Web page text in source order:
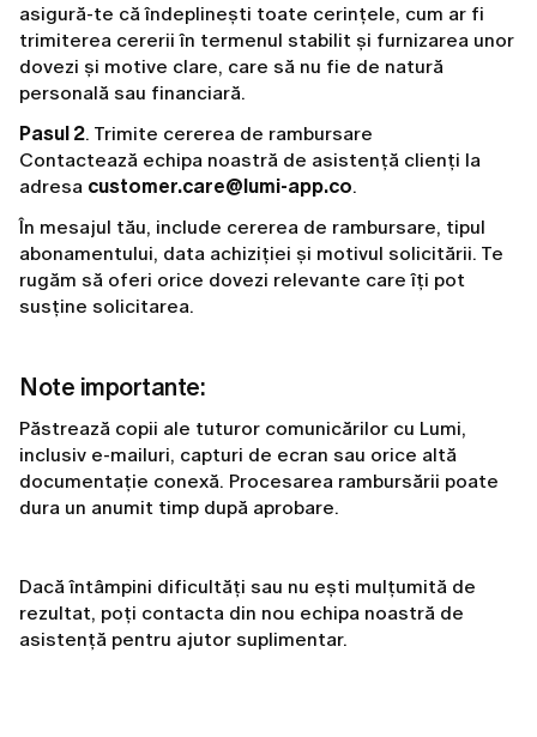
asigură-te că îndeplinești toate cerințele, cum ar fi
trimiterea cererii în termenul stabilit și furnizarea unor
dovezi și motive clare, care să nu fie de natură
personală sau financiară.
Pasul 2. Trimite cererea de rambursare
Contactează echipa noastră de asistență clienți la
adresa customer.care@lumi-app.co.
În mesajul tău, include cererea de rambursare, tipul
abonamentului, data achiziției și motivul solicitării. Te
rugăm să oferi orice dovezi relevante care îți pot
susține solicitarea.
Note importante:
Păstrează copii ale tuturor comunicărilor cu Lumi,
inclusiv e-mailuri, capturi de ecran sau orice altă
documentație conexă. Procesarea rambursării poate
dura un anumit timp după aprobare.
Dacă întâmpini dificultăți sau nu ești mulțumită de
rezultat, poți contacta din nou echipa noastră de
asistență pentru ajutor suplimentar.